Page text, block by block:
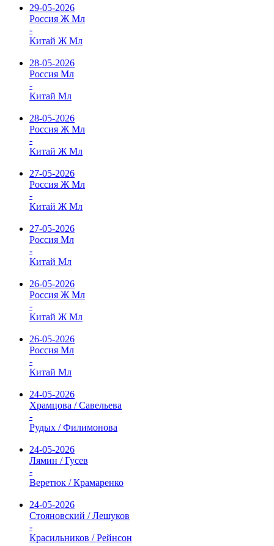
29-05-2026
Россия Ж Мл
-
Китай Ж Мл
28-05-2026
Россия Мл
-
Китай Мл
28-05-2026
Россия Ж Мл
-
Китай Ж Мл
27-05-2026
Россия Ж Мл
-
Китай Ж Мл
27-05-2026
Россия Мл
-
Китай Мл
26-05-2026
Россия Ж Мл
-
Китай Ж Мл
26-05-2026
Россия Мл
-
Китай Мл
24-05-2026
Храмцова / Савельева
-
Рудых / Филимонова
24-05-2026
Лямин / Гусев
-
Веретюк / Крамаренко
24-05-2026
Стояновский / Лешуков
-
Красильников / Рейнсон